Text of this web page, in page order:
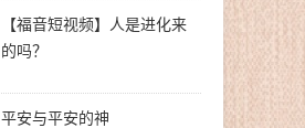
【福音短视频】人是进化来
的吗？
平安与平安的神